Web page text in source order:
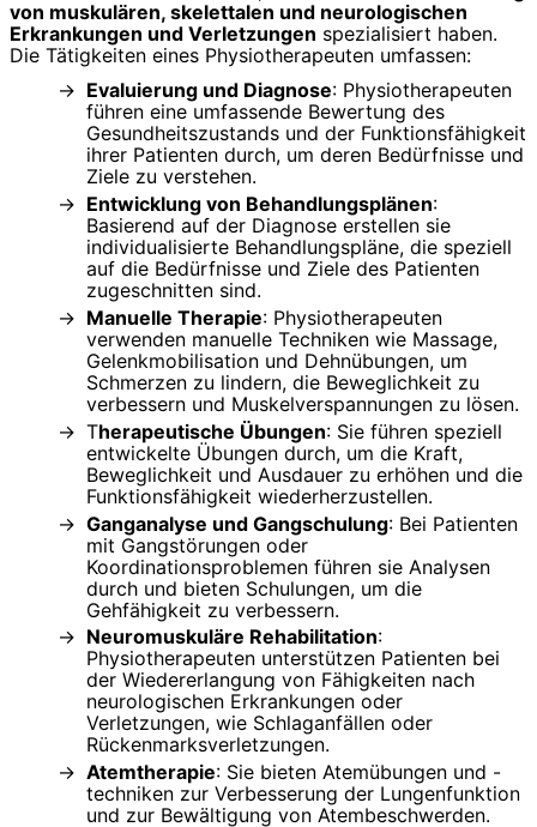
von muskulären, skelettalen und neurologischen
Erkrankungen und Verletzungen spezialisiert haben.
Die Tätigkeiten eines Physiotherapeuten umfassen:
Evaluierung und Diagnose: Physiotherapeuten
führen eine umfassende Bewertung des
Gesundheitszustands und der Funktionsfähigkeit
ihrer Patienten durch, um deren Bedürfnisse und
Ziele zu verstehen.
Entwicklung von Behandlungsplänen:
Basierend auf der Diagnose erstellen sie
individualisierte Behandlungspläne, die speziell
auf die Bedürfnisse und Ziele des Patienten
zugeschnitten sind.
Manuelle Therapie: Physiotherapeuten
verwenden manuelle Techniken wie Massage,
Gelenkmobilisation und Dehnübungen, um
Schmerzen zu lindern, die Beweglichkeit zu
verbessern und Muskelverspannungen zu lösen.
Therapeutische Übungen: Sie führen speziell
entwickelte Übungen durch, um die Kraft,
Beweglichkeit und Ausdauer zu erhöhen und die
Funktionsfähigkeit wiederherzustellen.
Ganganalyse und Gangschulung: Bei Patienten
mit Gangstörungen oder
Koordinationsproblemen führen sie Analysen
durch und bieten Schulungen, um die
Gehfähigkeit zu verbessern.
Neuromuskuläre Rehabilitation:
Physiotherapeuten unterstützen Patienten bei
der Wiedererlangung von Fähigkeiten nach
neurologischen Erkrankungen oder
Verletzungen, wie Schlaganfällen oder
Rückenmarksverletzungen.
Atemtherapie: Sie bieten Atemübungen und -
techniken zur Verbesserung der Lungenfunktion
und zur Bewältigung von Atembeschwerden.